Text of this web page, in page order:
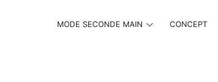
MODE SECONDE MAIN CONCEPT